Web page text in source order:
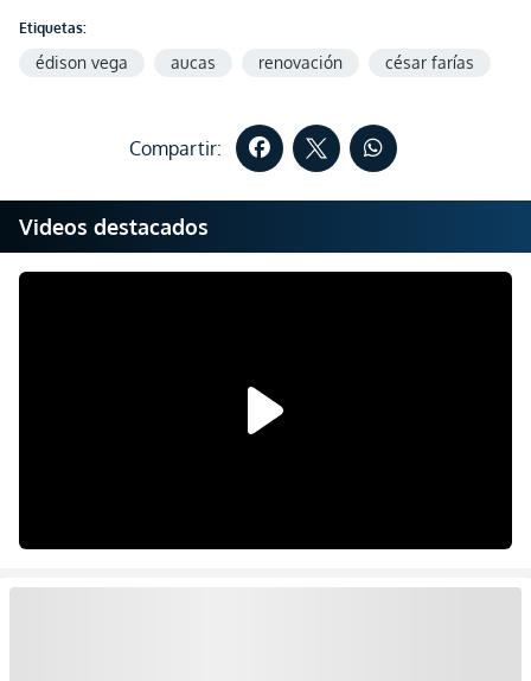
Etiquetas:
édison vega aucas renovación césar farías
Compartir:
Videos destacados